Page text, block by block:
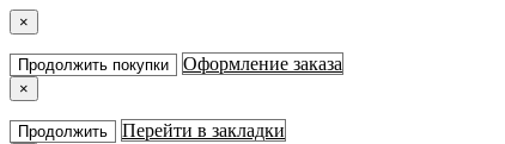
×
Продолжить покупки Оформление заказа
×
Продолжить Перейти в закладки